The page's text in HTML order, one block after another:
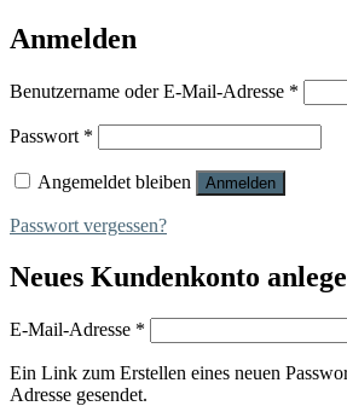
Anmelden
Benutzername oder E-Mail-Adresse *
Passwort *
Angemeldet bleiben Anmelden
Passwort vergessen?
Neues Kundenkonto
E-Mail-Adresse *
Ein Link zum Erstellen eines neuen
Adresse gesendet.